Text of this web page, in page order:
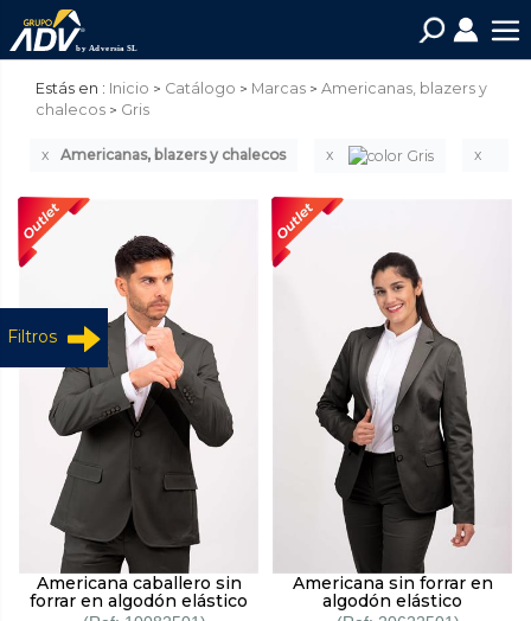
Estás en : Inicio Catálogo Marcas
Americanas, blazers y
chalecos
Gris
Filtros
Americanas, blazers y chalecos
Americana caballero sin
forrar en algodón elástico
Americana sin forrar en
algodón elástico